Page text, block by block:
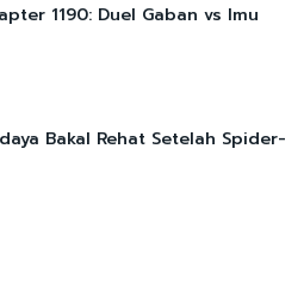
1190: Duel Gaban vs Imu
Bakal Rehat Setelah Spider-